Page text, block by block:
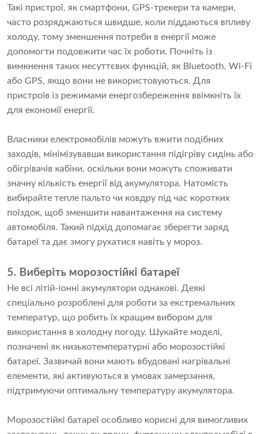
Такі пристрої, як смартфони, GPS-трекери та камери,
часто розряджаються швидше, коли піддаються впливу
холоду, тому зменшення потреби в енергії може
допомогти подовжити час їх роботи. Почніть із
вимкнення таких несуттєвих функцій, як Bluetooth, Wi-Fi
або GPS, якщо вони не використовуються. Для
пристроїв із режимами енергозбереження ввімкніть їх
для економії енергії.
Власники електромобілів можуть вжити подібних
заходів, мінімізувавши використання підігріву сидінь або
обігрівачів кабіни, оскільки вони можуть споживати
значну кількість енергії від акумулятора. Натомість
вибирайте тепле пальто чи ковдру під час коротких
поїздок, щоб зменшити навантаження на систему
автомобіля. Такий підхід допомагає зберегти заряд
батареї та дає змогу рухатися навіть у мороз.
5. Виберіть морозостійкі батареї
Не всі літій-іонні акумулятори однакові. Деякі
спеціально розроблені для роботи за екстремальних
температур, що робить їх кращим вибором для
використання в холодну погоду. Шукайте моделі,
позначені як низькотемпературні або морозостійкі
батареї. Зазвичай вони мають вбудовані нагрівальні
елементи, які активуються в умовах замерзання,
підтримуючи оптимальну температуру акумулятора.
Морозостійкі батареї особливо корисні для вимогливих